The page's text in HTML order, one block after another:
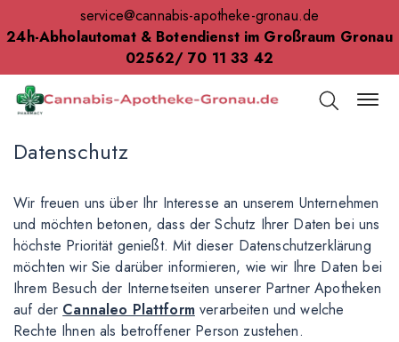
service@cannabis-apotheke-gronau.de
24h-Abholautomat & Botendienst im Großraum Gronau
02562/ 70 11 33 42
Datenschutz
Wir freuen uns über Ihr Interesse an unserem Unternehmen
und möchten betonen, dass der Schutz Ihrer Daten bei uns
höchste Priorität genießt. Mit dieser Datenschutzerklärung
möchten wir Sie darüber informieren, wie wir Ihre Daten bei
Ihrem Besuch der Internetseiten unserer Partner Apotheken
auf der Cannaleo Plattform verarbeiten und welche
Rechte Ihnen als betroffener Person zustehen.